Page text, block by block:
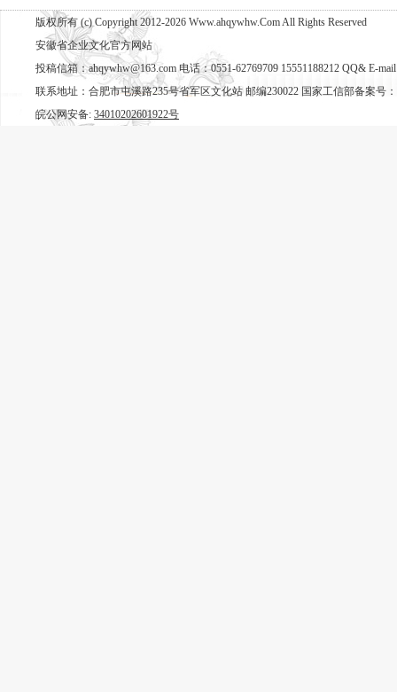
版权所有 (c) Copyright 2012-2026 Www.ahqywhw.Com All Rights Reserved
安徽省企业文化官方网站
投稿信箱：ahqywhw@163.com 电话：0551-62769709 15551188212 QQ& E-
联系地址：合肥市屯溪路235号省军区文化站 邮编230022 国家工信部备案号：
皖公网安备: 34010202601922号